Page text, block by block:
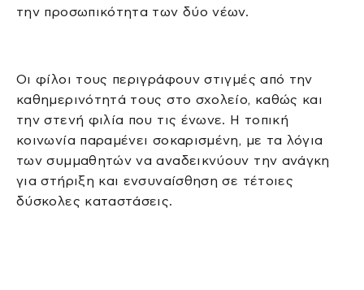
την προσωπικότητα των δύο νέων.
Οι φίλοι τους περιγράφουν στιγμές από την
καθημερινότητά τους στο σχολείο, καθώς και
την στενή φιλία που τις ένωνε. Η τοπική
κοινωνία παραμένει σοκαρισμένη, με τα λόγια
των συμμαθητών να αναδεικνύουν την ανάγκη
για στήριξη και ενσυναίσθηση σε τέτοιες
δύσκολες καταστάσεις.